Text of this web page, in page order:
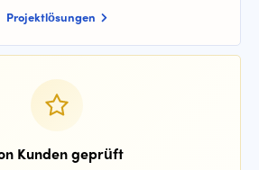
Projektlösungen
Kunden geprüft